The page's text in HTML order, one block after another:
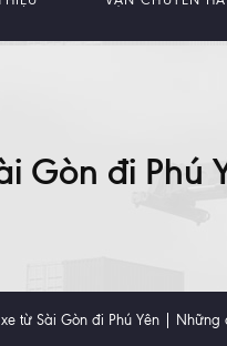
Gòn đi
từ Sài Gòn đi Phú Yên |